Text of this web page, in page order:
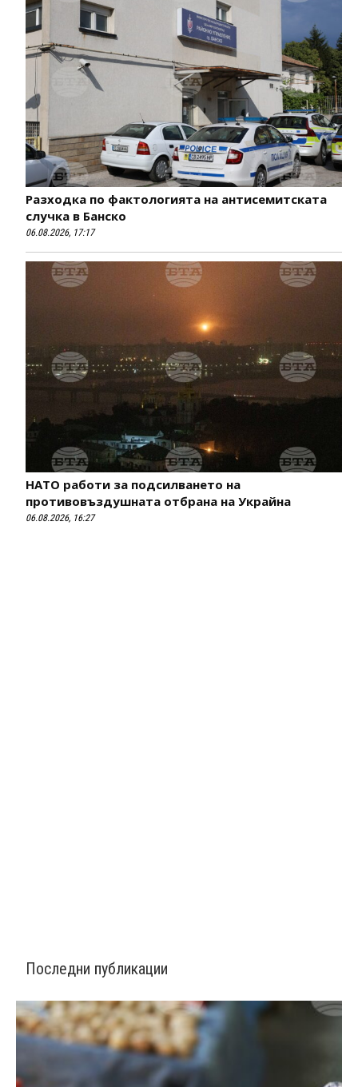
Разходка по фактологията на антисемитската
случка в Банско
06.08.2026, 17:17
НАТО работи за подсилването на
противовъздушната отбрана на Украйна
06.08.2026, 16:27
Последни публикации